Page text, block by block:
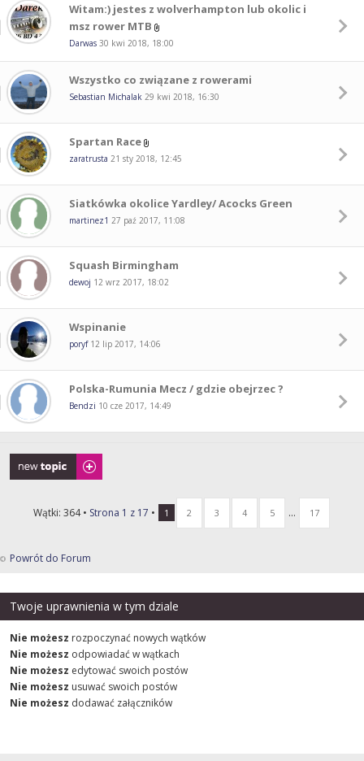
Witam:) jestes z wolverhampton lub okolic i
msz rower MTB
Darwas 30 kwi 2018, 18:00
Wszystko co związane z rowerami
Sebastian Michalak 29 kwi 2018, 16:30
Spartan Race
zaratrusta 21 sty 2018, 12:45
Siatkówka okolice Yardley/ Acocks Green
martinez1 27 paź 2017, 11:08
Squash Birmingham
dewoj 12 wrz 2017, 18:02
Wspinanie
poryf 12 lip 2017, 14:06
Polska-Rumunia Mecz / gdzie obejrzec ?
Bendzi 10 cze 2017, 14:49
Napisz wątek
Wątki: 364 • Strona 1 z 17 • 1 2 3 4 5 ... 17
Powrót do Forum
Twoje uprawnienia w tym dziale
Nie możesz rozpoczynać nowych wątków
Nie możesz odpowiadać w wątkach
Nie możesz edytować swoich postów
Nie możesz usuwać swoich postów
Nie możesz dodawać załączników